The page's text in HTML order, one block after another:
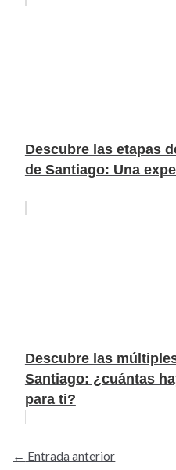
Descubre las etapas
de Santiago: Una
Descubre las
Santiago: ¿cuántas
para ti?
← Entrada anterior